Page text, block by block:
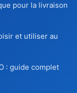
pour la livraison
et utiliser au
: guide complet